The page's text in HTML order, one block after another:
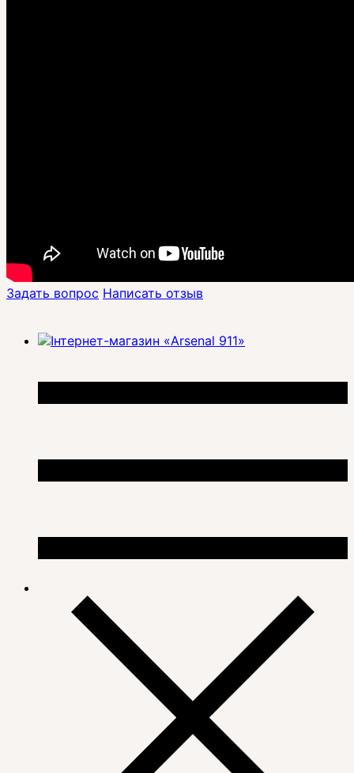
Задать вопрос Написать отзыв